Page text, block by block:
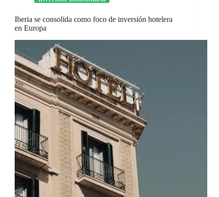
Iberia se consolida como foco de inversión hotelera
en Europa